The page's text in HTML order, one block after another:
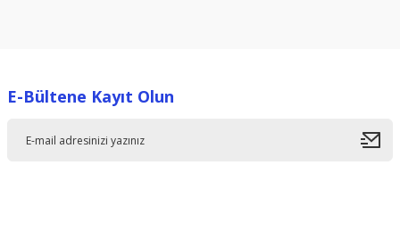
Ürün resmi kalitesiz, bozuk veya görüntülenemiyor.
E-Bültene Kayıt Olun